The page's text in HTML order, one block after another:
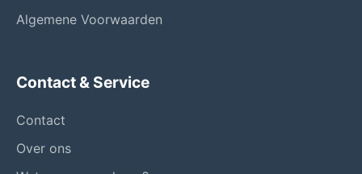
Algemene Voorwaarden
Contact & Service
Contact
Over ons